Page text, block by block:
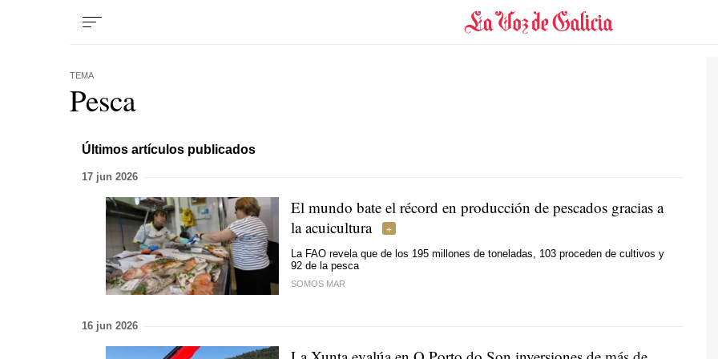
TEMA
Pesca
Últimos artículos publicados
17 jun 2026
El mundo bate el récord en producción de pescados gracias a
la acuicultura
La FAO revela que de los 195 millones de toneladas, 103 proceden de cultivos y
92 de la pesca
SOMOS MAR
16 jun 2026